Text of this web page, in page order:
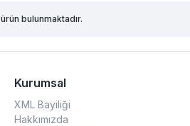
ürün bulunmaktadır.
Kurumsal
XML Bayiliği
Hakkımızda